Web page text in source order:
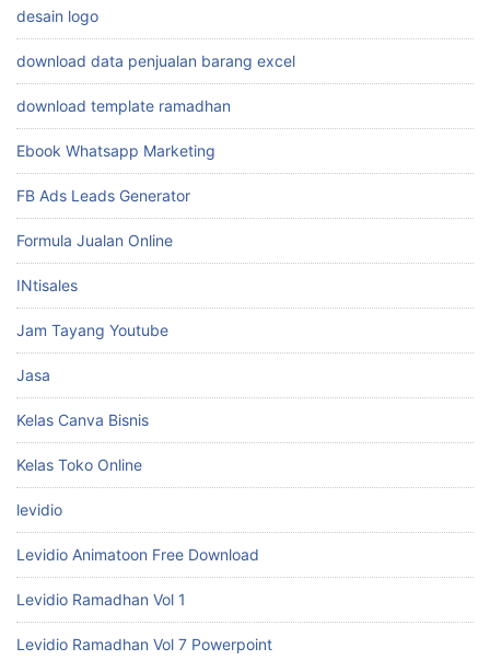
desain logo
download data penjualan barang excel
download template ramadhan
Ebook Whatsapp Marketing
FB Ads Leads Generator
Formula Jualan Online
INtisales
Jam Tayang Youtube
Jasa
Kelas Canva Bisnis
Kelas Toko Online
levidio
Levidio Animatoon Free Download
Levidio Ramadhan Vol 1
Levidio Ramadhan Vol 7 Powerpoint